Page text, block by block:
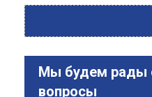
Мы будем рады
вопросы